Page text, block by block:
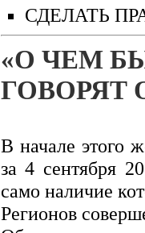
СДЕЛАТЬ
«О ЧЕМ
ГОВОРЯТ
В начале этого
за 4 сентября
само наличие
Регионов